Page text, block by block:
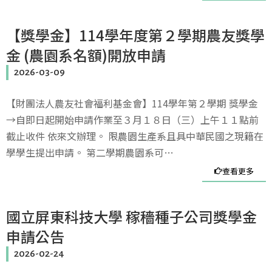
【獎學金】114學年度第２學期農友獎學
金 (農園系名額)開放申請
2026-03-09
【財團法人農友社會福利基金會】114學年第２學期 獎學金
→自即日起開始申請作業至３月１８日（三）上午１１點前
截止收件 依來文辦理。 限農園生產系且具中華民國之現籍在
學學生提出申請。 第二學期農園系可…
查看更多
國立屏東科技大學 稼穡種子公司獎學金
申請公告
2026-02-24